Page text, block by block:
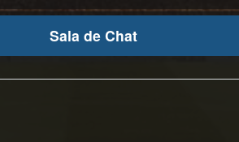
Sala de Chat